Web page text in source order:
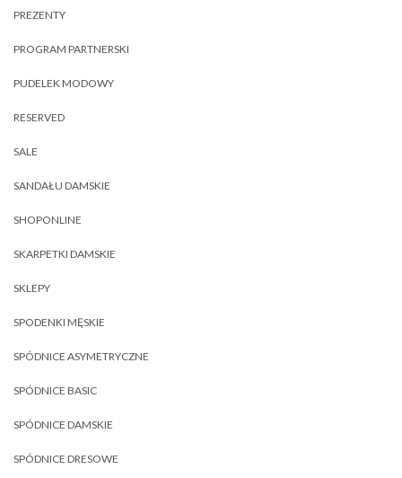
PREZENTY
PROGRAM PARTNERSKI
PUDELEK MODOWY
RESERVED
SALE
SANDAŁU DAMSKIE
SHOPONLINE
SKARPETKI DAMSKIE
SKLEPY
SPODENKI MĘSKIE
SPÓDNICE ASYMETRYCZNE
SPÓDNICE BASIC
SPÓDNICE DAMSKIE
SPÓDNICE DRESOWE